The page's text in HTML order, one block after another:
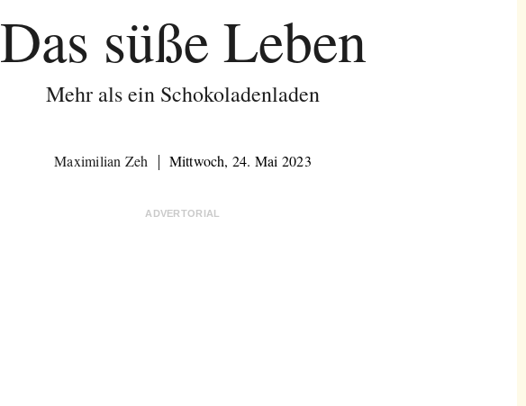
Das süße Leben
Mehr als ein Schokoladenladen
Maximilian Zeh Mittwoch, 24. Mai 2023
ADVERTORIAL